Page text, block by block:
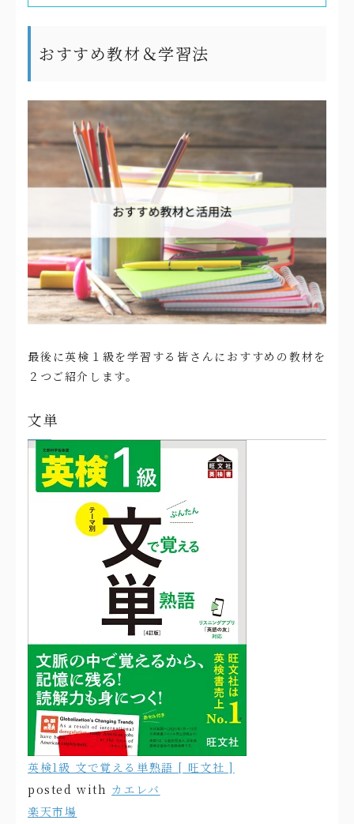
おすすめ教材＆学習法
最後に英検１級を学習する皆さんにおすすめの教材を
２つご紹介します。
文単
英検1級 文で覚える単熟語 [ 旺文社 ]
posted with カエレバ
楽天市場